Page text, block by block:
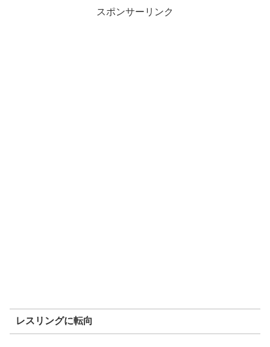
スポンサーリンク
レスリングに転向